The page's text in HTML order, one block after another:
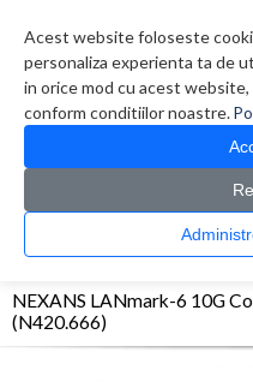
Acest website foloseste
personaliza experienta ta de
in orice mod cu acest
conform conditiilor noastre.
CATALOG PRODUSE
> Mufe si
NEXANS LANmark-6 10G
(N420.666)